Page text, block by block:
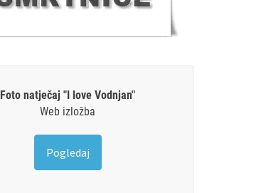
Foto natječaj "I love Vodnjan"
Web izložba
Pogledaj